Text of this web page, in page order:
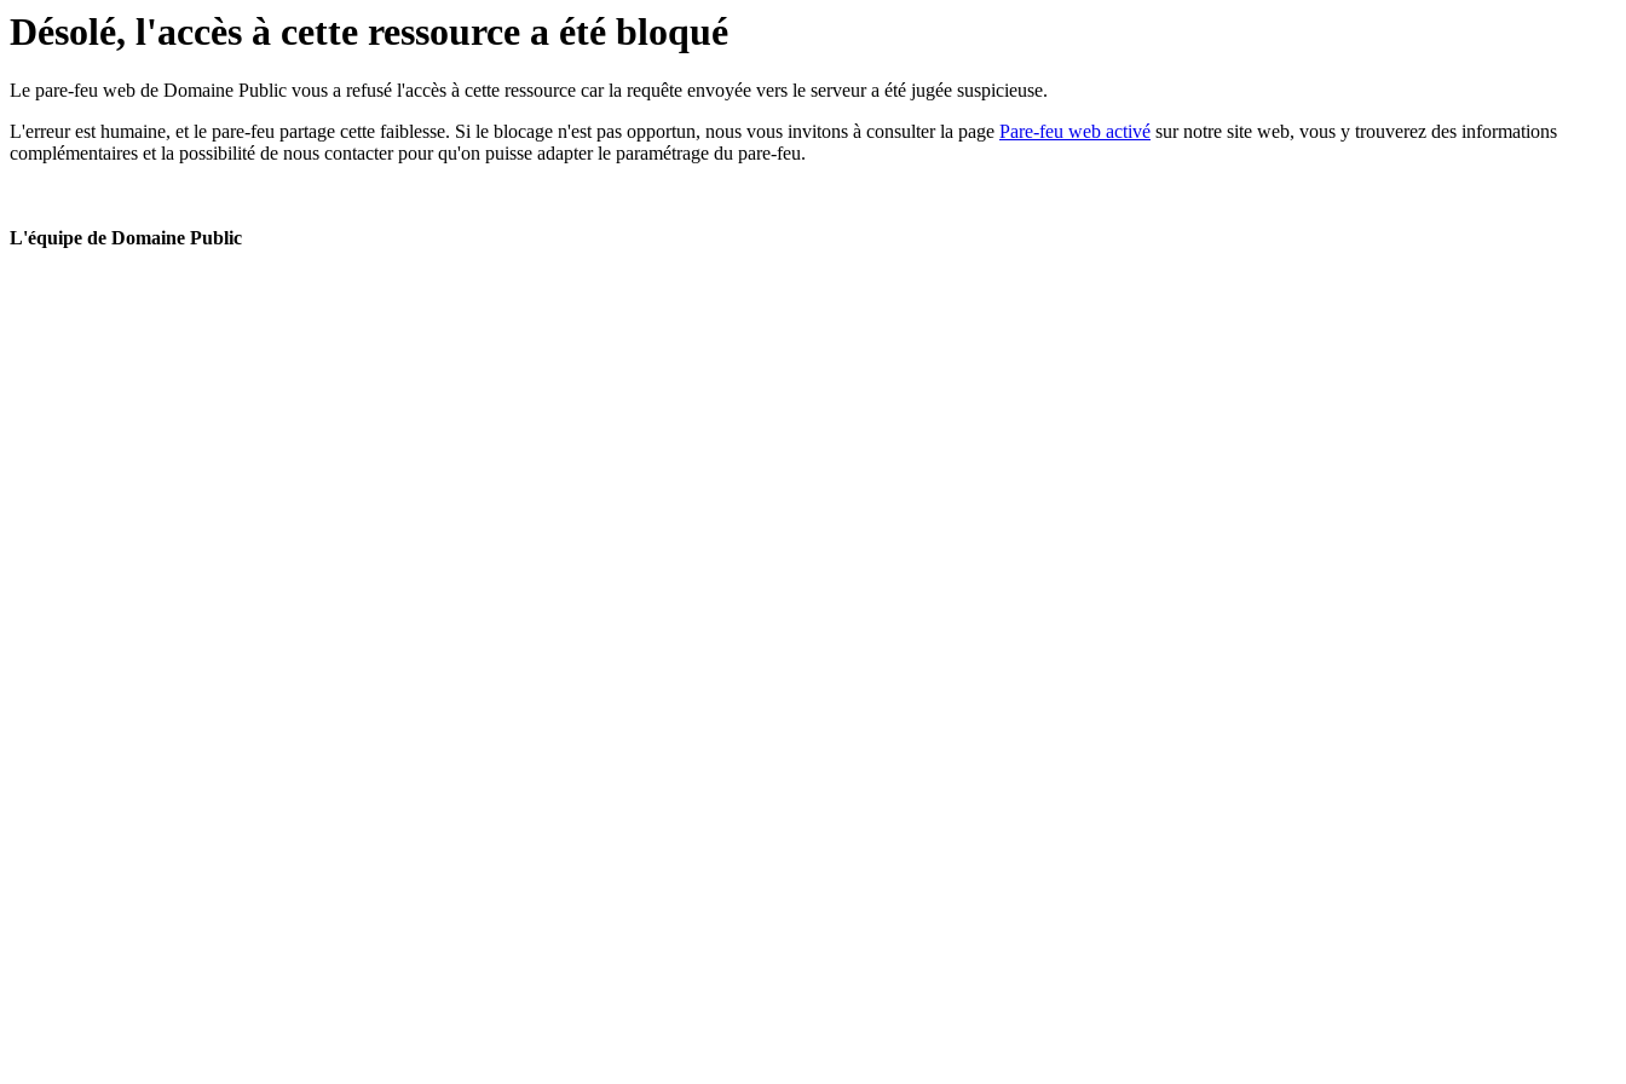
Désolé, l'accès à cette ressource a été bloqué
Le pare-feu web de Domaine Public vous a refusé l'accès à cette ressource car la requête envoyée vers le serveur a été jugée suspicieuse.
L'erreur est humaine, et le pare-feu partage cette faiblesse. Si le blocage n'est pas opportun, nous vous invitons à consulter la page Pare-feu web activé sur notre site web, vous y trouverez des informations
complémentaires et la possibilité de nous contacter pour qu'on puisse adapter le paramétrage du pare-feu.
L'équipe de Domaine Public